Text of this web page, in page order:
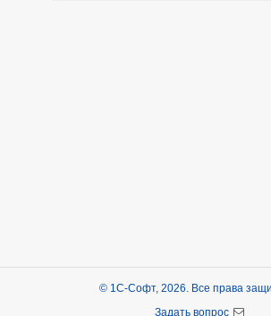
© 1С-Софт, 2026. Все права
Задать вопрос